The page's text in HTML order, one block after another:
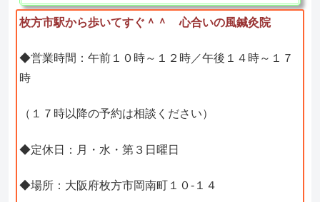
枚方市駅から歩いてすぐ＾＾ 心合いの風鍼灸院
◆営業時間：午前１０時～１２時／午後１４時～１７
時
（１７時以降の予約は相談ください）
◆定休日：月・水・第３日曜日
◆場所：大阪府枚方市岡南町１０-１４